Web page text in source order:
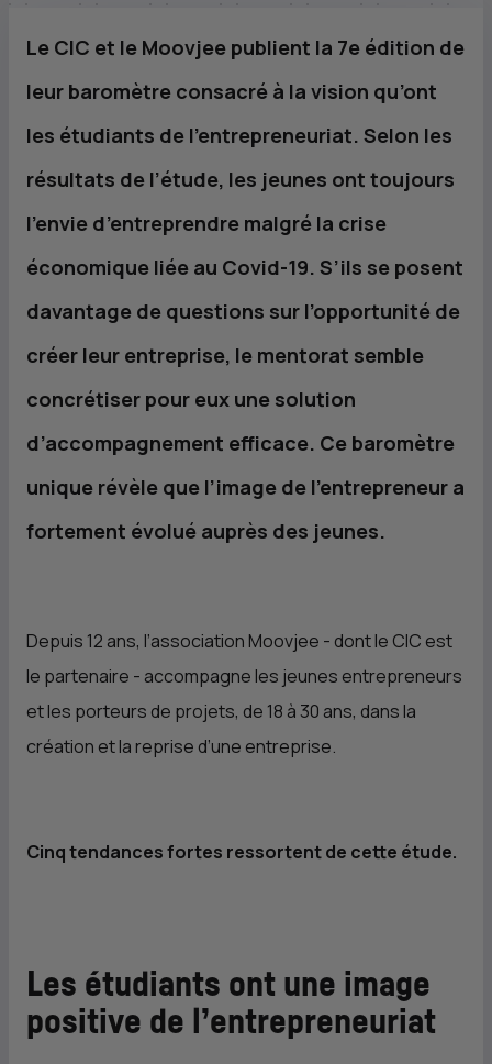
Le CIC et le Moovjee publient la 7e édition de
leur baromètre consacré à la vision qu’ont
les étudiants de l’entrepreneuriat. Selon les
résultats de l’étude, les jeunes ont toujours
l’envie d’entreprendre malgré la crise
économique liée au Covid-19. S’ils se posent
davantage de questions sur l’opportunité de
créer leur entreprise, le mentorat semble
concrétiser pour eux une solution
d’accompagnement efficace. Ce baromètre
unique révèle que l’image de l’entrepreneur a
fortement évolué auprès des jeunes.
Depuis 12 ans, l’association Moovjee - dont le CIC est
le partenaire - accompagne les jeunes entrepreneurs
et les porteurs de projets, de 18 à 30 ans, dans la
création et la reprise d’une entreprise.
Cinq tendances fortes ressortent de cette étude.
Les étudiants ont une image
positive de l’entrepreneuriat